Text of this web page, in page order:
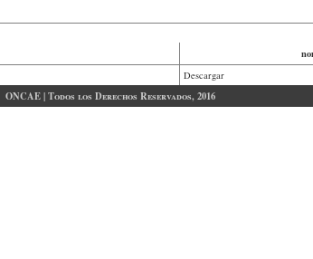
Descargar
ONCAE | Todos los Derechos Reservados, 2016